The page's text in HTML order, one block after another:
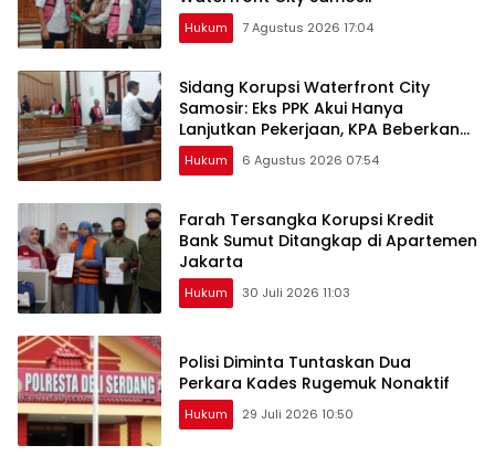
Hukum 7 Agustus 2026 17:04
Sidang Korupsi Waterfront City
Samosir: Eks PPK Akui Hanya
Lanjutkan Pekerjaan, KPA Beberkan
Pengawasan Proyek
Hukum 6 Agustus 2026 07:54
Farah Tersangka Korupsi Kredit
Bank Sumut Ditangkap di Apartemen
Jakarta
Hukum 30 Juli 2026 11:03
Polisi Diminta Tuntaskan Dua
Perkara Kades Rugemuk Nonaktif
Hukum 29 Juli 2026 10:50